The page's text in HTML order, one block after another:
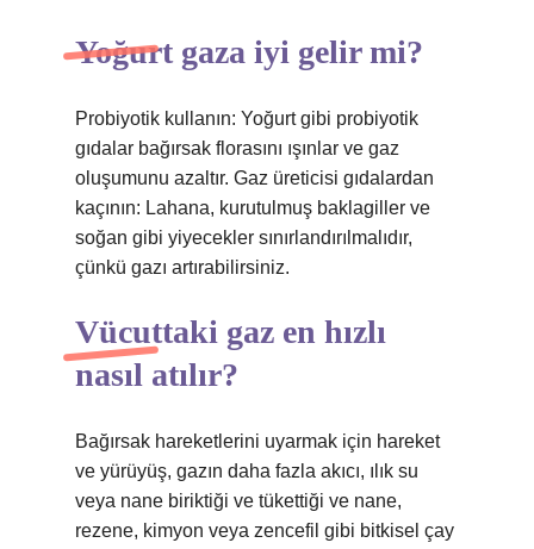
Yoğurt gaza iyi gelir mi?
Probiyotik kullanın: Yoğurt gibi probiyotik
gıdalar bağırsak florasını ışınlar ve gaz
oluşumunu azaltır. Gaz üreticisi gıdalardan
kaçının: Lahana, kurutulmuş baklagiller ve
soğan gibi yiyecekler sınırlandırılmalıdır,
çünkü gazı artırabilirsiniz.
Vücuttaki gaz en hızlı
nasıl atılır?
Bağırsak hareketlerini uyarmak için hareket
ve yürüyüş, gazın daha fazla akıcı, ılık su
veya nane biriktiği ve tükettiği ve nane,
rezene, kimyon veya zencefil gibi bitkisel çay